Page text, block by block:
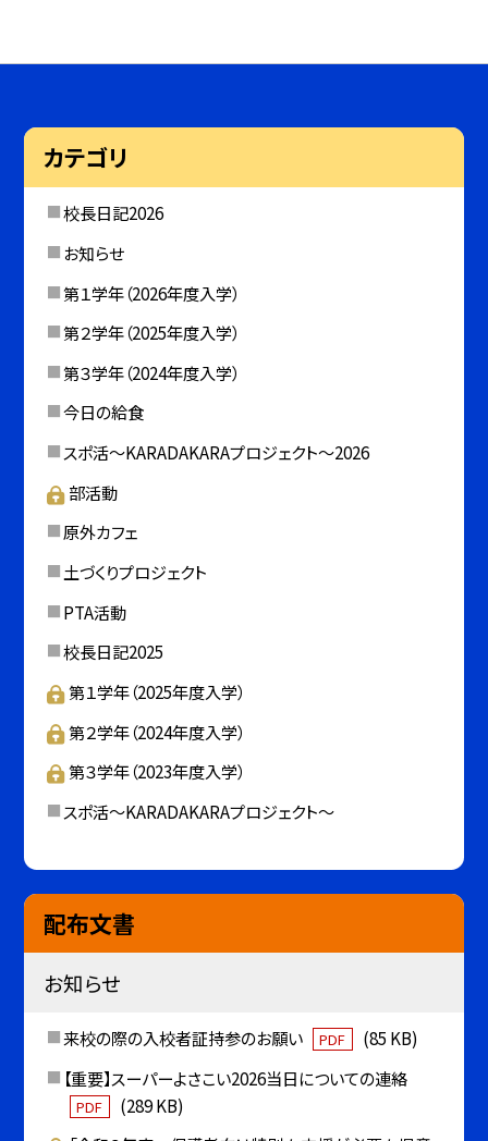
カテゴリ
校長日記2026
お知らせ
第１学年（2026年度入学）
第２学年（2025年度入学）
第３学年（2024年度入学）
今日の給食
スポ活～KARADAKARAプロジェクト～2026
部活動
原外カフェ
土づくりプロジェクト
PTA活動
校長日記2025
第１学年（2025年度入学）
第２学年（2024年度入学）
第３学年（2023年度入学）
スポ活～KARADAKARAプロジェクト～
配布文書
お知らせ
来校の際の入校者証持参のお願い PDF
(85 KB)
【重要】スーパーよさこい2026当日についての連絡
PDF
(289 KB)